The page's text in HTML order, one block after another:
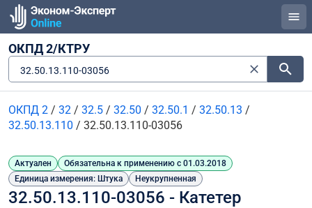
ОКПД 2/КТРУ
32.50.13.110-03056
ОКПД 2 / 32 / 32.5 / 32.50 / 32.50.1 / 32.50.13 /
32.50.13.110 / 32.50.13.110-03056
Актуален
Обязательна к применению с 01.03.2018
Единица измерения: Штука
Неукрупненная
32.50.13.110-03056 - Катетер